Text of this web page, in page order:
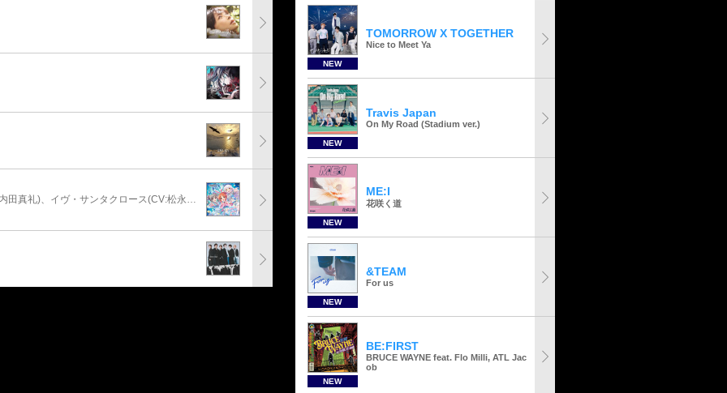
安部菜々(CV:三宅麻理恵)、神崎蘭子(CV:内田真礼)、イヴ・サンタクロース(CV:松永あかね)
NEW
TOMORROW X TOGETHER
Nice to Meet Ya
NEW
Travis Japan
On My Road (Stadium ver.)
NEW
ME:I
花咲く道
NEW
&TEAM
For us
NEW
BE:FIRST
BRUCE WAYNE feat. Flo Milli, ATL Jac
ob